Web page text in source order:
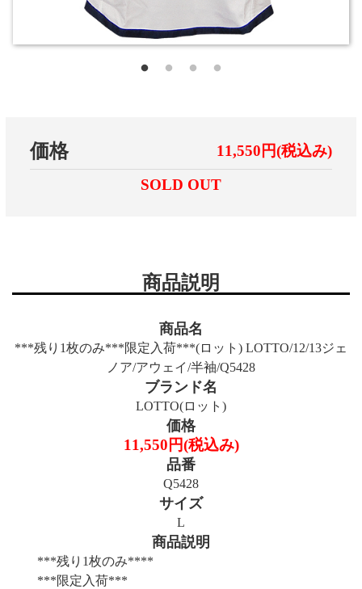
価格
11,550円(税込み)
SOLD OUT
商品説明
商品名
***残り1枚のみ***限定入荷***(ロット) LOTTO/12/13ジェ
ノア/アウェイ/半袖/Q5428
ブランド名
LOTTO(ロット)
価格
11,550円(税込み)
品番
Q5428
サイズ
L
商品説明
***残り1枚のみ****
***限定入荷***